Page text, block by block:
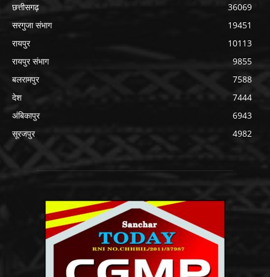
छत्तीसगढ़
36069
सरगुजा संभाग
19451
रायपुर
10113
रायपुर संभाग
9855
बलरामपुर
7588
देश
7444
अंबिकापुर
6943
सूरजपुर
4982